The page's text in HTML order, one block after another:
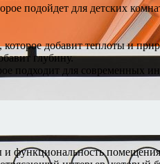
подойдет для детских
добавит теплоты и
глубину.
подходит для современных